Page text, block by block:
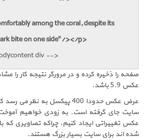
among the coral, despite its
bite on one side"/></p>
div -->
صفحه را ذخیره کرده و در مرورگر نتیجه کار را
عکس 5.9 باشد.
عرض عکس حدودا 400 پیکسل به
سایت جای گرفته است. به زودی خواهیم
عکس تغییراتی ایجاد کنیم، چراکه تصاویری که
شده اند برای سایت بسیار بزرگ هستند.